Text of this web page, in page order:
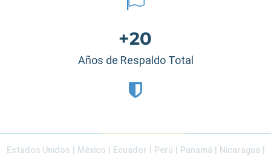
+20
Años de Respaldo Total
Estados Unidos México Ecuador Perú Panamá Nicaragua